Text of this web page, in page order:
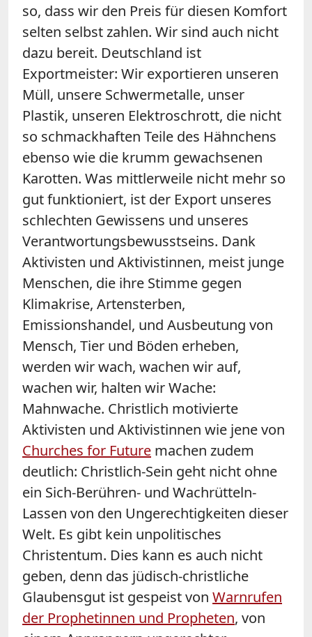
so, dass wir den Preis für diesen Komfort
selten selbst zahlen. Wir sind auch nicht
dazu bereit. Deutschland ist
Exportmeister: Wir exportieren unseren
Müll, unsere Schwermetalle, unser
Plastik, unseren Elektroschrott, die nicht
so schmackhaften Teile des Hähnchens
ebenso wie die krumm gewachsenen
Karotten. Was mittlerweile nicht mehr so
gut funktioniert, ist der Export unseres
schlechten Gewissens und unseres
Verantwortungsbewusstseins. Dank
Aktivisten und Aktivistinnen, meist junge
Menschen, die ihre Stimme gegen
Klimakrise, Artensterben,
Emissionshandel, und Ausbeutung von
Mensch, Tier und Böden erheben,
werden wir wach, wachen wir auf,
wachen wir, halten wir Wache:
Mahnwache. Christlich motivierte
Aktivisten und Aktivistinnen wie jene von
Churches for Future machen zudem
deutlich: Christlich-Sein geht nicht ohne
ein Sich-Berühren- und Wachrütteln-
Lassen von den Ungerechtigkeiten dieser
Welt. Es gibt kein unpolitisches
Christentum. Dies kann es auch nicht
geben, denn das jüdisch-christliche
Glaubensgut ist gespeist von Warnrufen
der Prophetinnen und Propheten, von